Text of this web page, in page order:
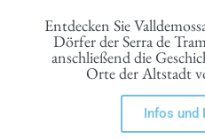
Entdecken Sie
Dörfer der Serra de
anschließend die
Orte der Altstadt
Infos und